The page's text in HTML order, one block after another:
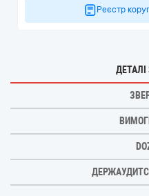
Реєстр
ДЕТАЛІ